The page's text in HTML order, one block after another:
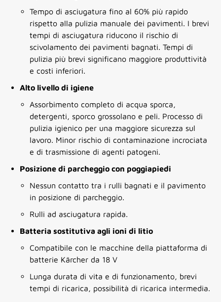
Tempo di asciugatura fino al 60% più rapido
rispetto alla pulizia manuale dei pavimenti. I brevi
tempi di asciugatura riducono il rischio di
scivolamento dei pavimenti bagnati. Tempi di
pulizia più brevi significano maggiore produttività
e costi inferiori.
Alto livello di igiene
Assorbimento completo di acqua sporca,
detergenti, sporco grossolano e peli. Processo di
pulizia igienico per una maggiore sicurezza sul
lavoro. Minor rischio di contaminazione incrociata
e di trasmissione di agenti patogeni.
Posizione di parcheggio con poggiapiedi
Nessun contatto tra i rulli bagnati e il pavimento
in posizione di parcheggio.
Rulli ad asciugatura rapida.
Batteria sostitutiva agli ioni di litio
Compatibile con le macchine della piattaforma di
batterie Kärcher da 18 V
Lunga durata di vita e di funzionamento, brevi
tempi di ricarica, possibilità di ricarica intermedia.